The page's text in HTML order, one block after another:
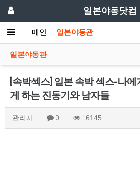
일본야동닷컴
메인 일본야동관
일본야동관
[속박섹스] 일본 속박 섹스-나에
게 하는 진동기와 남자들
관리자 0 16145